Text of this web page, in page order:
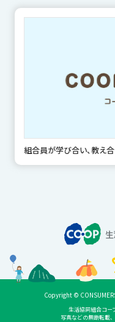
組合員が学び合い、教え
Copyright ©
生活協同組合コー
写真などの無断転載